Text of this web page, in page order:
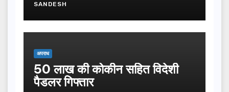
SANDESH
अपराध
50 लाख की कोकीन सहित विदेशी
पैडलर गिफ्तार